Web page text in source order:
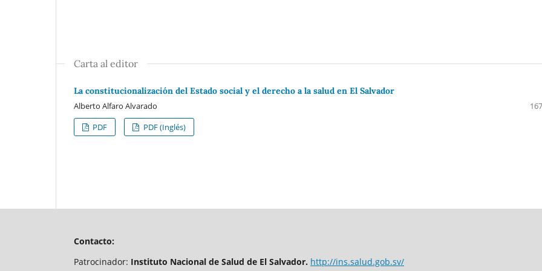
Carta al editor
La constitucionalización del Estado social y el derecho a la salud en El Salvador
Alberto Alfaro Alvarado
PDF
PDF (Inglés)
Contacto:
Patrocinador: Instituto Nacional de Salud de El Salvador. http://ins.salud.gob.sv/